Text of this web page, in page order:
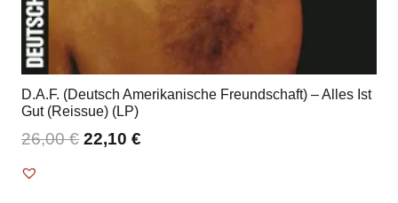
D.A.F. (Deutsch Amerikanische Freundschaft) – Alles Ist
Gut (Reissue) (LP)
26,00€ 22,10 €